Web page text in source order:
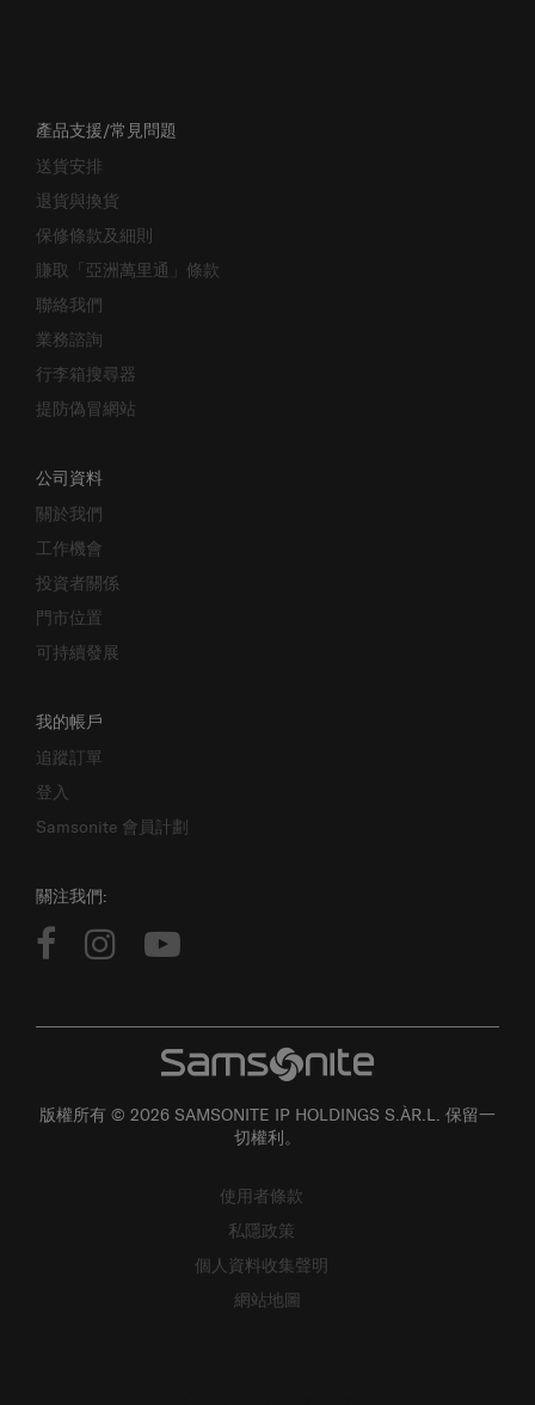
產品支援/常見問題
送貨安排
退貨與換貨
保修條款及細則
賺取「亞洲萬里通」條款
聯絡我們
業務諮詢
行李箱搜尋器
提防偽冒網站
公司資料
關於我們
工作機會
投資者關係
門市位置
可持續發展
我的帳戶
追蹤訂單
登入
Samsonite 會員計劃
關注我們:
版權所有 © 2026 SAMSONITE IP HOLDINGS S.ÀR.L. 保留一
切權利。
使用者條款
私隱政策
個人資料收集聲明
網站地圖